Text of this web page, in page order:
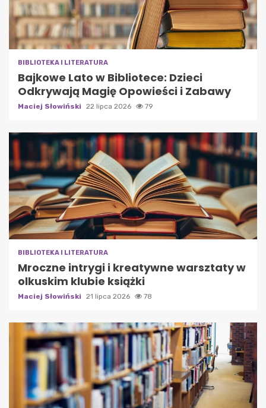
BIBLIOTEKA I LITERATURA
Bajkowe Lato w Bibliotece: Dzieci
Odkrywają Magię Opowieści i Zabawy
Maciej Słowiński 22 lipca 2026 79
BIBLIOTEKA I LITERATURA
Mroczne intrygi i kreatywne warsztaty w
olkuskim klubie książki
Maciej Słowiński 21 lipca 2026 78